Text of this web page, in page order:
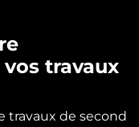
travaux
travaux de second